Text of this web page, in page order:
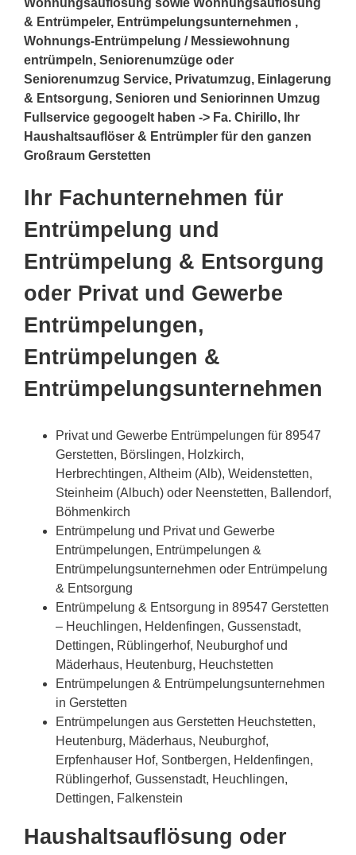
& Entrümpeler, Entrümpelungsunternehmen ,
Wohnungs-Entrümpelung / Messiewohnung
entrümpeln, Seniorenumzüge oder
Seniorenumzug Service, Privatumzug, Einlagerung
& Entsorgung, Senioren und Seniorinnen Umzug
Fullservice gegoogelt haben -> Fa. Chirillo, Ihr
Haushaltsauflöser & Entrümpler für den ganzen
Großraum Gerstetten
Ihr Fachunternehmen für
Entrümpelung und
Entrümpelung & Entsorgung
oder Privat und Gewerbe
Entrümpelungen,
Entrümpelungen &
Entrümpelungsunternehmen
Privat und Gewerbe Entrümpelungen für 89547
Gerstetten, Börslingen, Holzkirch,
Herbrechtingen, Altheim (Alb), Weidenstetten,
Steinheim (Albuch) oder Neenstetten, Ballendorf,
Böhmenkirch
Entrümpelung und Privat und Gewerbe
Entrümpelungen, Entrümpelungen &
Entrümpelungsunternehmen oder Entrümpelung
& Entsorgung
Entrümpelung & Entsorgung in 89547 Gerstetten
– Heuchlingen, Heldenfingen, Gussenstadt,
Dettingen, Rüblingerhof, Neuburghof und
Mäderhaus, Heutenburg, Heuchstetten
Entrümpelungen & Entrümpelungsunternehmen
in Gerstetten
Entrümpelungen aus Gerstetten Heuchstetten,
Heutenburg, Mäderhaus, Neuburghof,
Erpfenhauser Hof, Sontbergen, Heldenfingen,
Rüblingerhof, Gussenstadt, Heuchlingen,
Dettingen, Falkenstein
Haushaltsauflösung oder